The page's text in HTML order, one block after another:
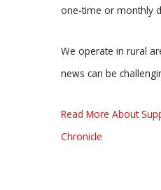
one-time or monthly
We operate in rural
news can be
Read More About
Chronicle